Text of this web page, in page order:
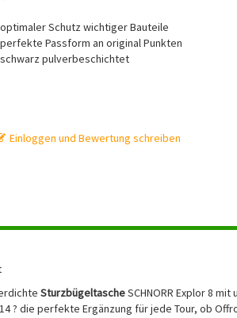
Schutz wichtiger Bauteile
Passform an original Punkten
pulverbeschichtet
Einloggen und Bewertung schreiben
SturzbügeltascheSCHNORR Explor 8 mit
? die perfekte Ergänzung für jede Tour, ob